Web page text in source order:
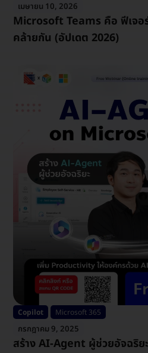
เมษายน 10, 2026
Microsoft Teams คือ ฟีเจอ
คล้ายกัน (อัปเดต 2026)
Copilot Microsoft 365
กรกฎาคม 9, 2025
สร้าง AI-Agent ผู้ช่วยอัจฉริ